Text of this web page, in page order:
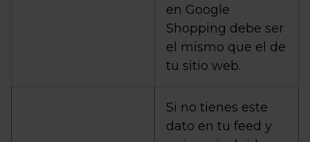
en Google
Shopping debe ser
el mismo que el de
tu sitio web.
Si no tienes este
dato en tu feed y